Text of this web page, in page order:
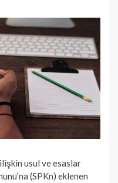
usul ve esaslar
(SPKn) eklenen